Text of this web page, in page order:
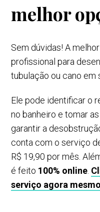
melhor
Sem dúvidas! A
profissional para
tubulação ou cano em
Ele pode identificar o
no banheiro e tomar
garantir a
conta com o serviço
R$ 19,90 por mês.
é feito 100% online
serviço agora